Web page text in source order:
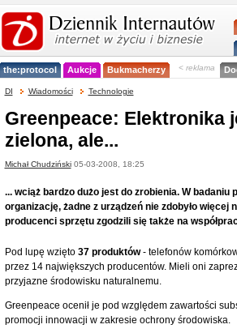
the:protocol Aukcje Bukmacherzy < reklama
DI Wiadomości Technologie
Greenpeace: Elektronika
zielona, ale...
Michał Chudziński05-03-2008, 18:25
... wciąż bardzo dużo jest do zrobienia. W
organizację, żadne z urządzeń nie zdobyło więcej
producenci sprzętu zgodzili się także na
Pod lupę wzięto 37 produktów- telefonów
przez 14 największych producentów. Mieli oni
przyjazne środowisku naturalnemu.
Greenpeace ocenił je pod względem zawartości
promocji innowacji w zakresie ochrony środowiska.